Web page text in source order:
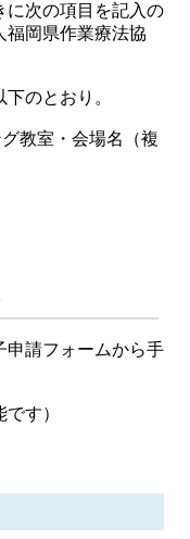
に次の項目を記入の
福岡県作業療法協
のとおり。
教室・会場名（複
申請フォームから手
す）